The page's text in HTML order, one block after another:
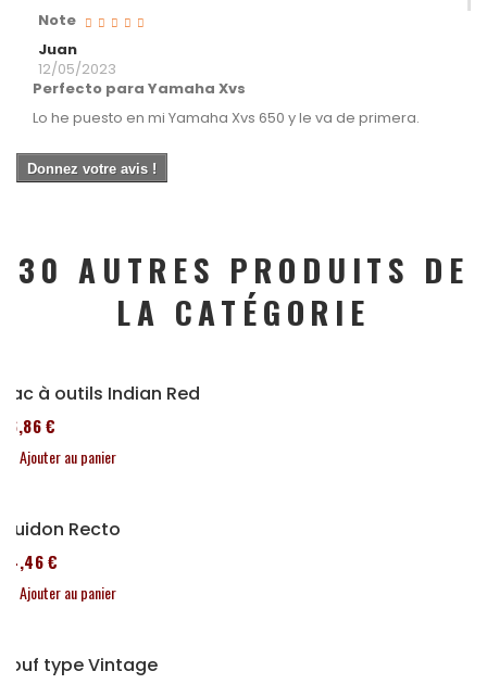
Note
Juan
12/05/2023
Perfecto para Yamaha Xvs
Lo he puesto en mi Yamaha Xvs 650 y le va de primera.
Donnez votre avis !
30 AUTRES PRODUITS DE
LA CATÉGORIE
Sac à outils Indian Red
76,86 €
Ajouter au panier
Guidon Recto
64,46 €
Ajouter au panier
Pouf type Vintage